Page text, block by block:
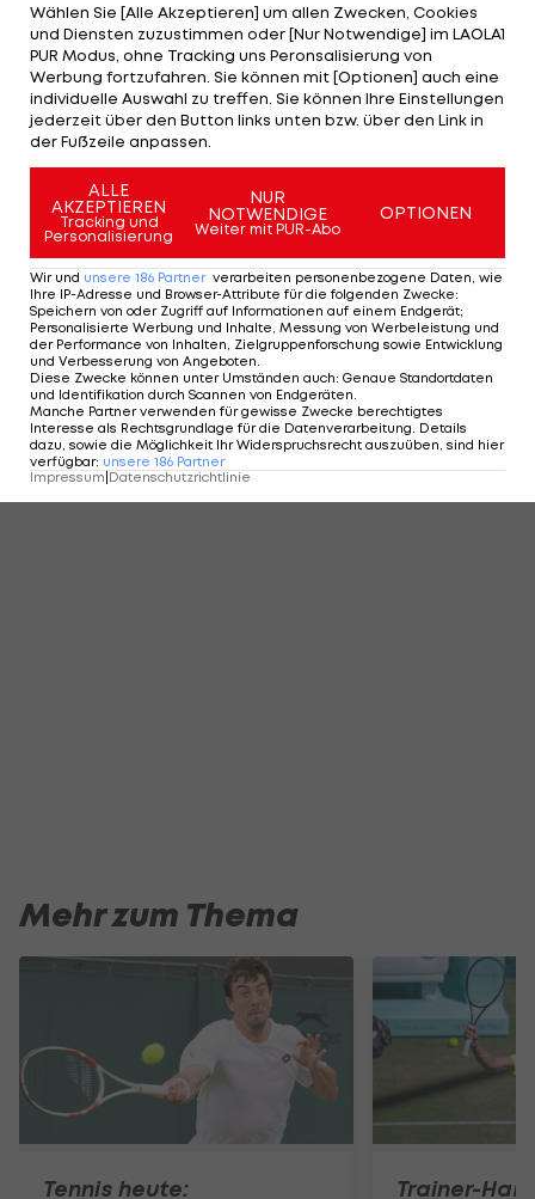
Spanier Albert Ramos-Vinolas.
Im bislang einzige Duell gegen die Nummer 25 der
ATP-Rangliste unterlag Thiem 2016 dem Spanier im
Chengdu-Viertelfinale (China) auf Hartplatz mit 1:6
und 4:6. In Rio hält der 23-Jährige aktuell bei über
77.000 Dollar Preisgeld und kann mit einem
weiteren Erfolg bei dem mit 1,46 Mio. Dollar
dotierten Event sein Salär verdoppeln.
Im 2. Halbfinale trifft Pablo Carrena Busta (ESP-4)
auf den norwegischen Wildcard-Spieler Casper
Ruud. Der 18-jährige Norsker ( ATP -Nr. 208) sorgte
zum Auftakt in Rio für den ersten norwegischen
Sieg in einem ATP-Hauptbewerb seit 2004 (!).
Mehr zum Thema
Tennis heute:
Trainer-
Wählen Sie [Alle Akzeptieren] um allen Zwecken, Cookies
und Diensten zuzustimmen oder [Nur Notwendige] im LAOLA1
PUR Modus, ohne Tracking uns Peronsalisierung von
Werbung fortzufahren. Sie können mit [Optionen] auch eine
individuelle Auswahl zu treffen. Sie können Ihre Einstellungen
jederzeit über den Button links unten bzw. über den Link in
der Fußzeile anpassen.
ALLE
AKZEPTIEREN
Tracking und
Personalisierung
NUR
NOTWENDIGE
Weiter mit PUR-Abo
OPTIONEN
Wir und unsere 186 Partner verarbeiten personenbezogene Daten, wie
Ihre IP-Adresse und Browser-Attribute für die folgenden Zwecke:
Speichern von oder Zugriff auf Informationen auf einem Endgerät;
Personalisierte Werbung und Inhalte, Messung von Werbeleistung und
der Performance von Inhalten, Zielgruppenforschung sowie Entwicklung
und Verbesserung von Angeboten
Diese Zwecke können unter Umständen auch: Genaue Standortdaten
und Identifikation durch Scannen von Endgeräten
Manche Partner verwenden für gewisse Zwecke berechtigtes
Interesse als Rechtsgrundlage für die Datenverarbeitung. Details
dazu, sowie die Möglichkeit Ihr Widerspruchsrecht auszuüben, sind hier
verfügbar: unsere 186 Partner
Impressum|Datenschutzrichtlinie